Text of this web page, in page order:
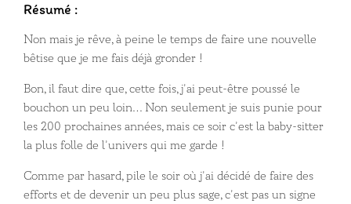
Résumé :
Non mais je rêve, à peine le temps de faire une nouvelle
bêtise que je me fais déjà gronder !
Bon, il faut dire que, cette fois, j’ai peut-être poussé le
bouchon un peu loin… Non seulement je suis punie pour
les 200 prochaines années, mais ce soir c’est la baby-sitter
la plus folle de l’univers qui me garde !
Comme par hasard, pile le soir où j’ai décidé de faire des
efforts et de devenir un peu plus sage, c’est pas un signe